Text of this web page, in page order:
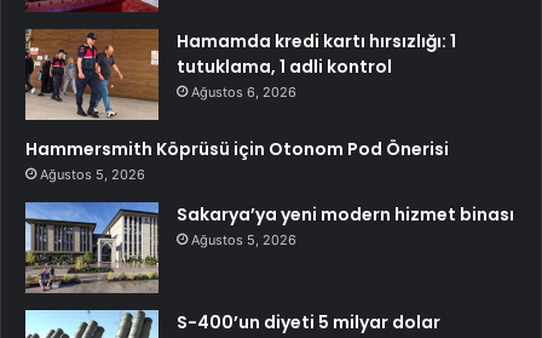
Hamamda kredi kartı hırsızlığı: 1
tutuklama, 1 adli kontrol
Ağustos 6, 2026
Hammersmith Köprüsü için Otonom Pod Önerisi
Ağustos 5, 2026
Sakarya’ya yeni modern hizmet binası
Ağustos 5, 2026
S-400’un diyeti 5 milyar dolar